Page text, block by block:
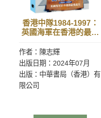
香港中隊1984-1997：
英國海軍在香港的最後
作者：陳志輝
出版日期：2024年07月
出版：中華書局（香港）有
限公司